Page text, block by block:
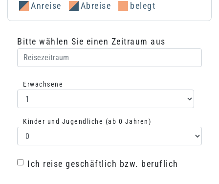
Anreise
Abreise belegt
Bitte wählen Sie einen Zeitraum aus
Erwachsene
Auswahl Erwachsene
Kinder und Jugendliche (ab 0 Jahren)
Auswahl Kinder
Ich reise geschäftlich bzw. beruflich
Ich reise geschäftlich bzw. beruflich